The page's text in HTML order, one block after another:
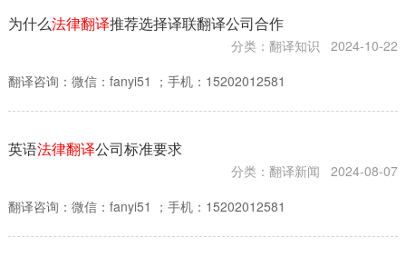
为什么法律翻译推荐选择译联翻译公司合作
分类：翻译知识
2024-10-22
翻译咨询：微信：fanyi51 ；手机：15202012581
英语法律翻译公司标准要求
分类：翻译新闻
2024-08-07
翻译咨询：微信：fanyi51 ；手机：15202012581